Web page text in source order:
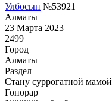
Улбосын №53921
Алматы
23 Марта 2023
2499
Город
Алматы
Раздел
Cтану суррогатной мамой
Гонoрар